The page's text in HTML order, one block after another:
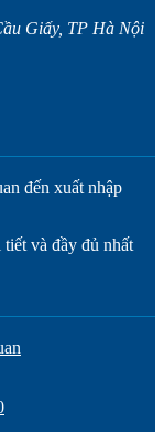
Giấy, TP Hà Nội
đến xuất nhập
và đầy đủ nhất